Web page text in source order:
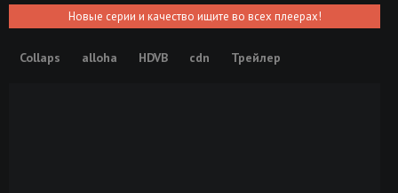
Новые серии и качество ищите во всех плеерах!
Collaps alloha HDVB cdn Трейлер